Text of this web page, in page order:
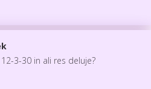
3-30 in ali res deluje?